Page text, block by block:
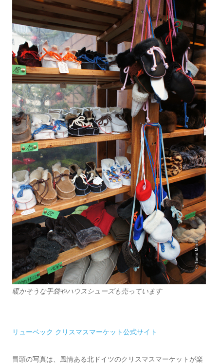
暖かそうな手袋やハウスシューズも売っています
リューベック クリスマスマーケット公式サイト
冒頭の写真は、風情ある北ドイツのクリスマスマーケットが楽